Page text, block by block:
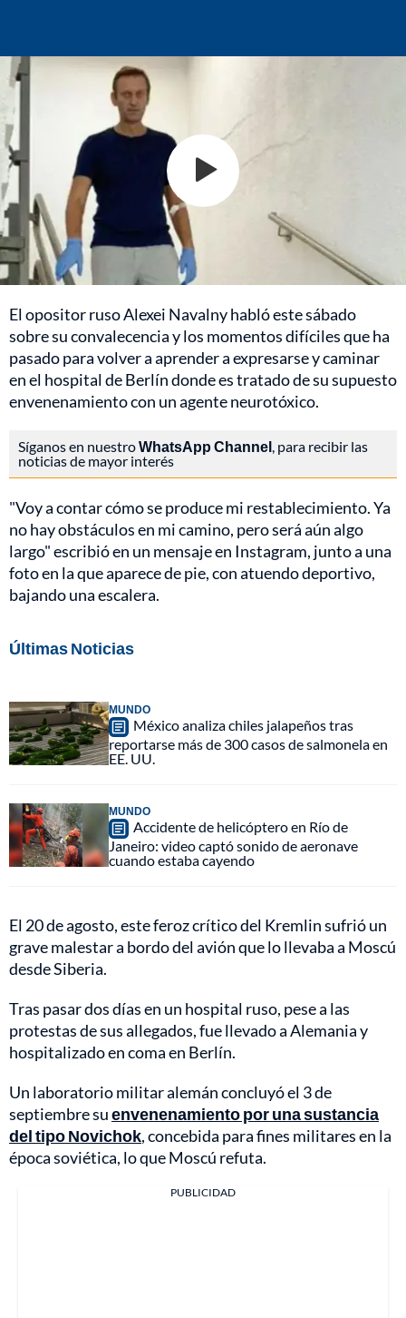
El opositor ruso Alexei Navalny habló este sábado
sobre su convalecencia y los momentos difíciles que ha
pasado para volver a aprender a expresarse y caminar
en el hospital de Berlín donde es tratado de su supuesto
envenenamiento con un agente neurotóxico.
Síganos en nuestroWhatsApp Channel , para recibir las
noticias de mayor interés
"Voy a contar cómo se produce mi restablecimiento. Ya
no hay obstáculos en mi camino, pero será aún algo
largo" escribió en un mensaje en Instagram, junto a una
foto en la que aparece de pie, con atuendo deportivo,
bajando una escalera.
Últimas Noticias
MUNDO
México analiza chiles jalapeños tras
reportarse más de 300 casos de salmonela en
EE. UU.
MUNDO
Accidente de helicóptero en Río de
Janeiro: video captó sonido de aeronave
cuando estaba cayendo
El 20 de agosto, este feroz crítico del Kremlin sufrió un
grave malestar a bordo del avión que lo llevaba a Moscú
desde Siberia.
Tras pasar dos días en un hospital ruso, pese a las
protestas de sus allegados, fue llevado a Alemania y
hospitalizado en coma en Berlín.
Un laboratorio militar alemán concluyó el 3 de
septiembre suenvenenamiento por una sustancia
del tipo Novichok, concebida para fines militares en la
época soviética, lo que Moscú refuta.
PUBLICIDAD